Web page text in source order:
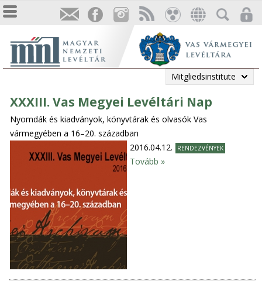
Mitgliedsinstitute
XXXIII. Vas Megyei Levéltári Nap
Nyomdák és kiadványok, könyvtárak és olvasók Vas
vármegyében a 16–20. században
2016.04.12.
RENDEZVÉNYEK
Tovább »